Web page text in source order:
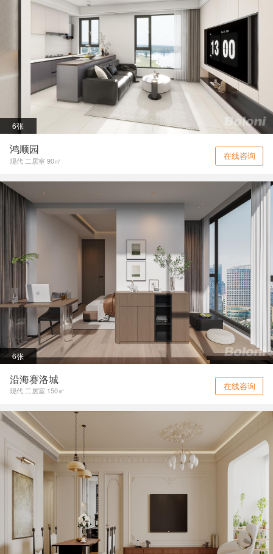
6张
鸿顺园
现代 二居室 90㎡ 在线咨询
6张
沿海赛洛城
现代 二居室 150㎡ 在线咨询